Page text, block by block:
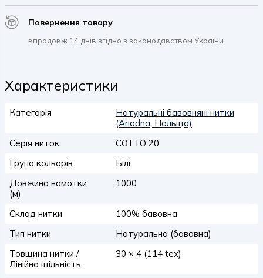
Повернення товару
впродовж 14 днів згідно з законодавством України
Характеристики
Категорія
Натуральні бавовняні нитки
(Ariadna, Польща)
Серія ниток
COTTO 20
Група кольорів
Білі
Довжина намотки
(м)
1000
Склад нитки
100% бавовна
Тип нитки
Натуральна (бавовна)
Товщина нитки /
Лінійна щільність
30 × 4 (114 tex)